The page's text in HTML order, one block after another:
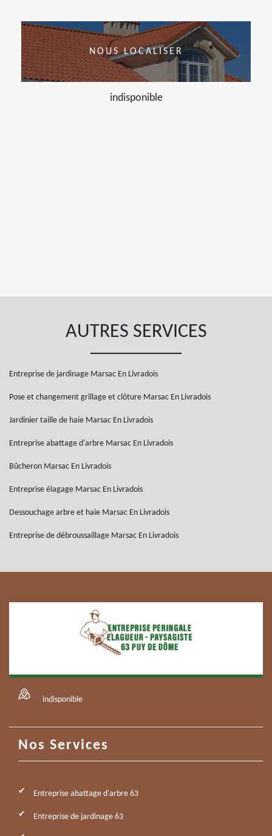
NOUS LOCALISER
indisponible
AUTRES SERVICES
Entreprise de jardinage Marsac En Livradois
Pose et changement grillage et clôture Marsac En Livradois
Jardinier taille de haie Marsac En Livradois
Entreprise abattage d'arbre Marsac En Livradois
Bûcheron Marsac En Livradois
Entreprise élagage Marsac En Livradois
Dessouchage arbre et haie Marsac En Livradois
Entreprise de débroussaillage Marsac En Livradois
indisponible
Nos Services
Entreprise abattage d'arbre 63
Entreprise de jardinage 63